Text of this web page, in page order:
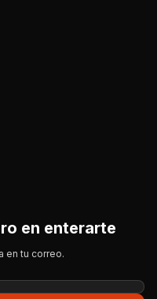
en enterarte
en tu correo.